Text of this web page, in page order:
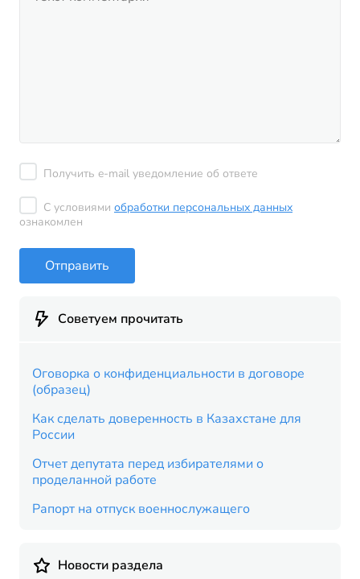
Получить e-mail уведомление об ответе
С условиями обработки персональных данных
ознакомлен
Отправить
Советуем прочитать
Оговорка о конфиденциальности в договоре
(образец)
Как сделать доверенность в Казахстане для
России
Отчет депутата перед избирателями о
проделанной работе
Рапорт на отпуск военнослужащего
Новости раздела